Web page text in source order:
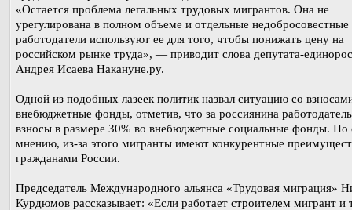
«Остается проблема легальных трудовых мигрантов. Она не
урегулирована в полном объеме и отдельные недобросовестные
работодатели используют ее для того, чтобы понижать цену на
российском рынке труда», — приводит слова депутата-
Андрея Исаева Накануне.ру.
Одной из подобных лазеек политик назвал ситуацию со
внебюджетные фонды, отметив, что за россиянина
взносы в размере 30% во внебюджетные социальные фонды. По
мнению, из-за этого мигранты имеют конкурентные
гражданами России.
Председатель Международного альянса «Трудовая миграция»
Курдюмов рассказывает: «Если работает строителем мигрант и